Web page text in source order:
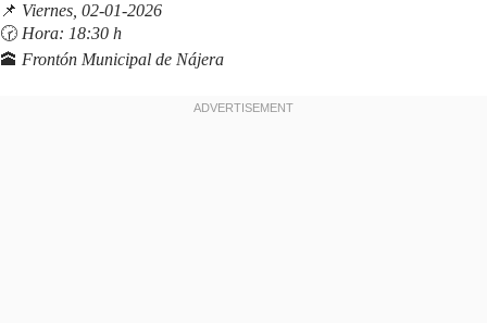
📌 Viernes, 02-01-2026
🕝 Hora: 18:30 h
🕋 Frontón Municipal de Nájera